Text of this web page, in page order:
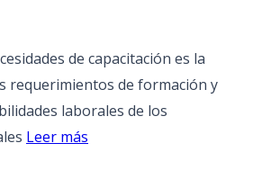
de capacitación es la
requerimientos de formación y
laborales de los
Leer más